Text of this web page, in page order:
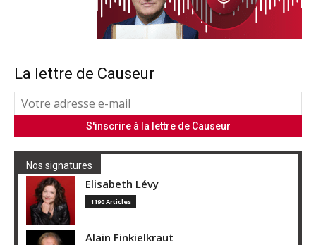
La lettre de Causeur
Nos signatures
Elisabeth Lévy
1190 Articles
Alain Finkielkraut